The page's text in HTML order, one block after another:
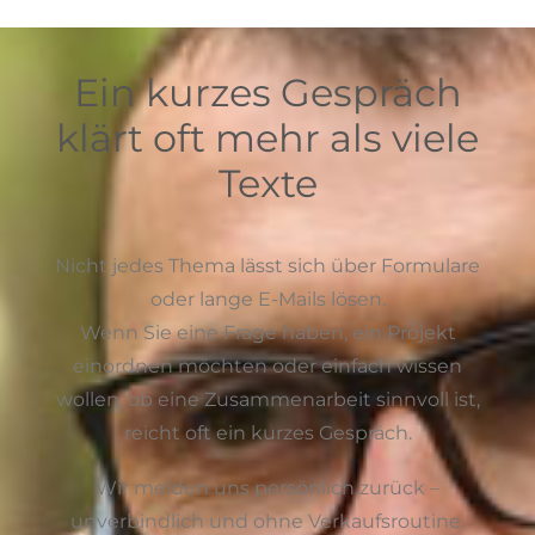
Ein kurzes Gespräch
klärt oft mehr als viele
Texte
Nicht jedes Thema lässt sich über Formulare
oder lange E-Mails lösen.
Wenn Sie eine Frage haben, ein Projekt
einordnen möchten oder einfach wissen
wollen, ob eine Zusammenarbeit sinnvoll ist,
reicht oft ein kurzes Gespräch.
Wir melden uns persönlich zurück –
unverbindlich und ohne Verkaufsroutine.